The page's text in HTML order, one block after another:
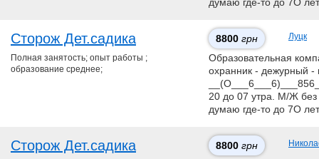
думаю где-то до 7О
Сторож Дет.садика 8800 грн Луцк
Полная занятость; опыт работы ;
образование среднее;
Образовательная
охранник - дежурный -
20 до 07 утра. М/Ж без
думаю где-то до 7О
Сторож Дет.садика 8800 грн